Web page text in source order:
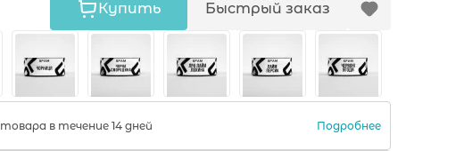
Купить Быстрый заказ
в течение 14 дней Подробнее